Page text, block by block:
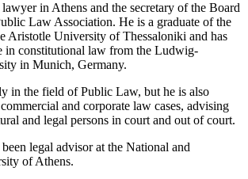
in Athens and the secretary of the Board
Law Association. He is a graduate of the
Aristotle University of Thessaloniki and has
in constitutional law from the Ludwig-
in Munich, Germany.
in the field of Public Law, but he is also
and corporate law cases, advising
and legal persons in court and out of court.
legal advisor at the National and
of Athens.